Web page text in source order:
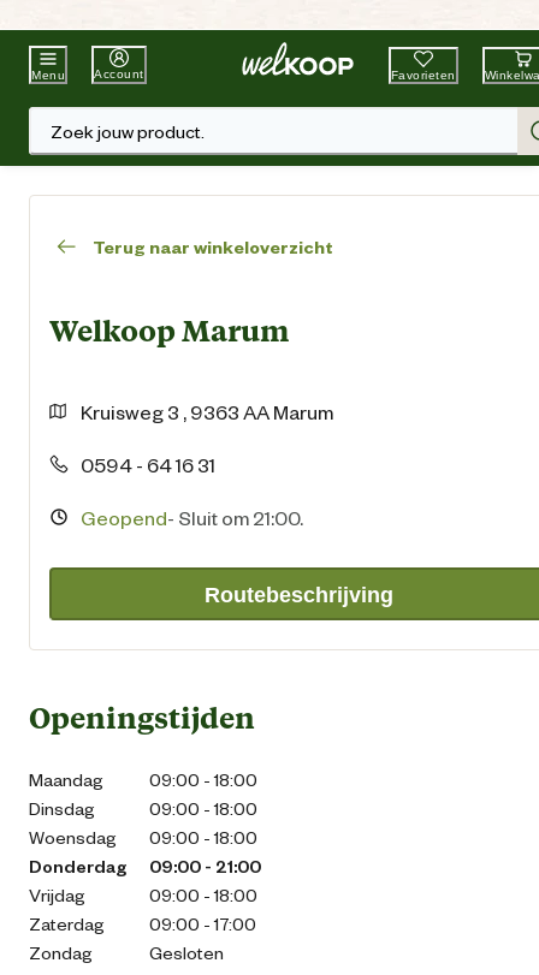
Beste WinkelketenTuin & Dier
Menu Account Favorieten
Zoek jouw product.
Terug naar winkeloverzicht
Welkoop Marum
Kruisweg 3 , 9363 AA Marum
0594 - 64 16 31
Geopend- Sluit om 21:00.
Routebeschrijving
Openingstijden
Maandag
09:00 - 18:00
Dinsdag
09:00 - 18:00
Woensdag
09:00 - 18:00
Donderdag
09:00 - 21:00
Vrijdag
09:00 - 18:00
Zaterdag
09:00 - 17:00
Zondag
Gesloten